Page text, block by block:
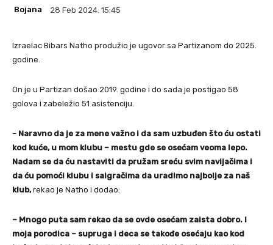
Bojana 28 Feb 2024. 15:45
Izraelac Bibars Natho produžio je ugovor sa Partizanom do 2025.
godine.
On je u Partizan došao 2019. godine i do sada je postigao 58
golova i zabeležio 51 asistenciju.
– Naravno da je za mene važno i da sam uzbuđen što ću ostati
kod kuće, u mom klubu – mestu gde se osećam veoma lepo.
Nadam se da ću nastaviti da pružam sreću svim navijačima i
da ću pomoći klubu i saigračima da uradimo najbolje za naš
klub,rekao je Natho i dodao:
– Mnogo puta sam rekao da se ovde osećam zaista dobro. I
moja porodica – supruga i deca se takođe osećaju kao kod